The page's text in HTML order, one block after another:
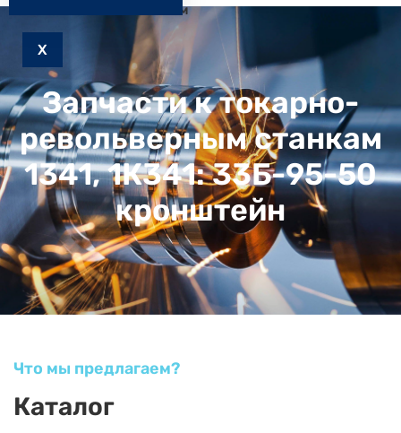
Запчасти к станкам
X
Запчасти к токарно-
револьверным станкам
1341, 1К341: 33Б-95-50
кронштейн
Что мы предлагаем?
Каталог